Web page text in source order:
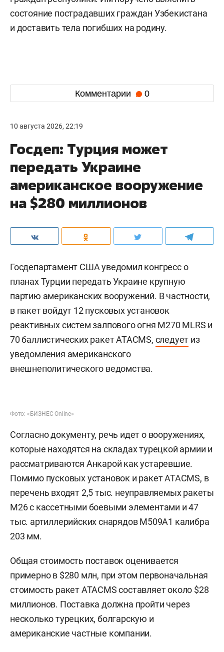
состояние пострадавших граждан Узбекистана
и доставить тела погибших на родину.
Комментарии 0
10 августа 2026, 22:19
Госдеп: Турция может
передать Украине
американское вооружение
на $280 миллионов
Госдепартамент США уведомил конгресс о
планах Турции передать Украине крупную
партию американских вооружений. В частности,
в пакет войдут 12 пусковых установок
реактивных систем залпового огня M270 MLRS и
70 баллистических ракет ATACMS, следует из
уведомления американского
внешнеполитического ведомства.
Фото: «БИЗНЕС Online»
Согласно документу, речь идет о вооружениях,
которые находятся на складах турецкой армии и
рассматриваются Анкарой как устаревшие.
Помимо пусковых установок и ракет ATACMS, в
перечень входят 2,5 тыс. неуправляемых ракеты
M26 с кассетными боевыми элементами и 47
тыс. артиллерийских снарядов M509A1 калибра
203 мм.
Общая стоимость поставок оценивается
примерно в $280 млн, при этом первоначальная
стоимость ракет ATACMS составляет около $28
миллионов. Поставка должна пройти через
несколько турецких, болгарскую и
американские частные компании.